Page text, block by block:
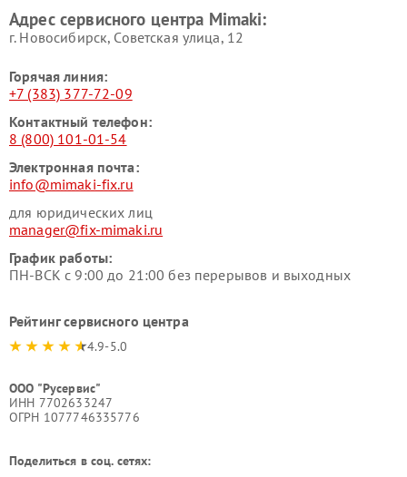
Адрес сервисного центра Mimaki:
г. Новосибирск, Советская улица, 12
Горячая линия:
+7 (383) 377-72-09
Контактный телефон:
8 (800) 101-01-54
Электронная почта:
info@mimaki-fix.ru
для юридических лиц
manager@fix-mimaki.ru
График работы:
ПН-ВСК с 9:00 до 21:00 без перерывов и выходных
Рейтинг сервисного центра
4.9-5.0
ООО "Русервис"
ИНН 7702633247
ОГРН 1077746335776
Поделиться в соц. сетях: